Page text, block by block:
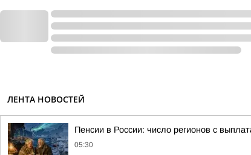
ЛЕНТА НОВОСТЕЙ
Пенсии в России: число регионов с
05:30